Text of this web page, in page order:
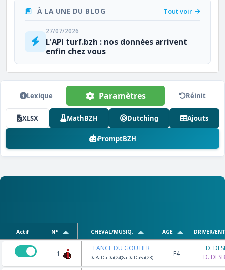
À LA UNE DU BLOG Tout voir
27/07/2026
L'API turf.bzh : nos données arrivent
enfin chez vous
Lexique Paramètres Réinit
XLSX MathBZH Dutching Ajouts
PromptBZH
Actif N° CHEVAL/MUSIQ. AGE DRIVER/
1
LANCE DU GOUTIER
Da8aDaDa(24)8aDaDa5a(23) F4
D.
D.